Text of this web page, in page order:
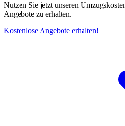
Nutzen Sie jetzt unseren
Angebote zu erhalten.
Kostenlose Angebote erhalten!